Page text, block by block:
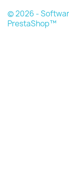
© 2026 -
PrestaShop™